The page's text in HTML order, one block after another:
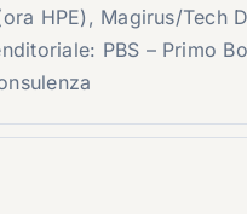
HPE), Magirus/Tech
PBS – Primo